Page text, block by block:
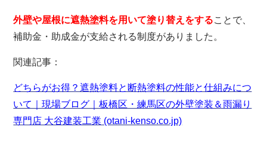
外壁や屋根に遮熱塗料を用いて塗り替えをすることで、
補助金・助成金が支給される制度がありました。
関連記事：
どちらがお得？遮熱塗料と断熱塗料の性能と仕組みにつ
いて｜現場ブログ｜板橋区・練馬区の外壁塗装＆雨漏り
専門店 大谷建装工業 (otani-kenso.co.jp)